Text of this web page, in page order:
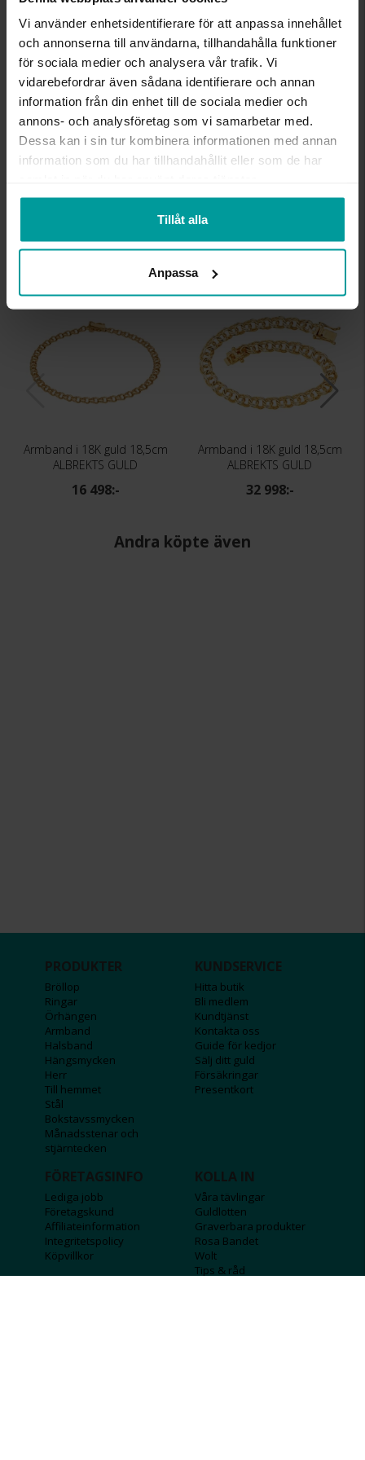
Vi använder enhetsidentifierare för att anpassa innehållet
och annonserna till användarna, tillhandahålla funktioner
för sociala medier och analysera vår trafik. Vi
vidarebefordrar även sådana identifierare och annan
information från din enhet till de sociala medier och
annons- och analysföretag som vi samarbetar med.
Dessa kan i sin tur kombinera informationen med annan
information som du har tillhandahållit eller som de har
Tillåt alla
Anpassa
INFO
BREDD CA (MM)
4,0
LÄNGD CA (CM)
18,5
VARUMÄRKE
Albrekts Guld
MATERIAL
Guld
KEDJEMODELL
Bismarck
7,00
Liknande produkter
Kalasdeal
Armband i 18K guld 18,5cm
ALBREKTS GULD
16 498:-
Kalasdeal
Armband i 18K guld 18,5cm
ALBREKTS GULD
32 998:-
Andra köpte även
PRODUKTER
Bröllop
Ringar
Örhängen
Armband
Halsband
Hängsmycken
Herr
Till hemmet
Stål
Bokstavssmycken
Månadsstenar och
stjärntecken
KUNDSERVICE
Hitta butik
Bli medlem
Kundtjänst
Kontakta oss
Guide för kedjor
Sälj ditt guld
Försäkringar
Presentkort
FÖRETAGSINFO
Lediga jobb
Företagskund
Affiliateinformation
Integritetspolicy
Köpvillkor
KOLLA IN
Våra tävlingar
Guldlotten
Graverbara produkter
Rosa Bandet
Wolt
Tips & råd